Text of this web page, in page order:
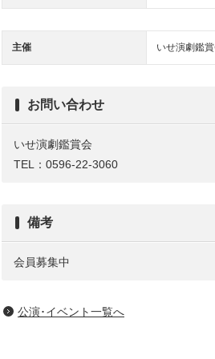
主催 いせ演劇鑑
お問い合わせ
いせ演劇鑑賞会
TEL：0596-22-3060
備考
会員募集中
公演･イベント一覧へ